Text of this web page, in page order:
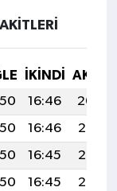
İKINDI
16:46
20:09
16:46
20:08
16:45
20:07
16:45
20:06